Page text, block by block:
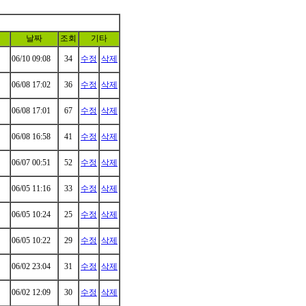
날짜 조회 기타
06/10 09:08 34 수정 삭제
06/08 17:02 36 수정 삭제
06/08 17:01 67 수정 삭제
06/08 16:58 41 수정 삭제
06/07 00:51 52 수정 삭제
06/05 11:16 33 수정 삭제
06/05 10:24 25 수정 삭제
06/05 10:22 29 수정 삭제
06/02 23:04 31 수정 삭제
06/02 12:09 30 수정 삭제